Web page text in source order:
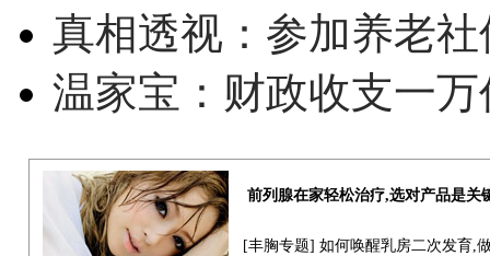
真相透视：参加养老
温家宝：财政收支一
前列腺在家轻松治疗,选对产品是关
[丰胸专题] 如何唤醒乳房二次发育,